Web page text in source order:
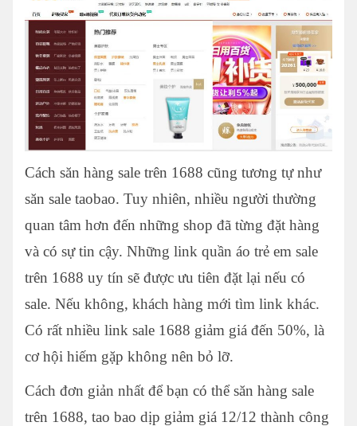
Cách săn hàng sale trên 1688 cũng tương tự như
săn sale taobao. Tuy nhiên, nhiều người thường
quan tâm hơn đến những shop đã từng đặt hàng
và có sự tin cậy. Những link quần áo trẻ em sale
trên 1688 uy tín sẽ được ưu tiên đặt lại nếu có
sale. Nếu không, khách hàng mới tìm link khác.
Có rất nhiều link sale 1688 giảm giá đến 50%, là
cơ hội hiếm gặp không nên bỏ lỡ.
Cách đơn giản nhất để bạn có thể săn hàng sale
trên 1688, tao bao dịp giảm giá 12/12 thành công